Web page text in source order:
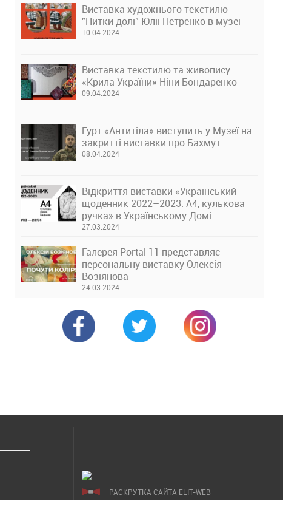
Виставка художнього текстилю
"Нитки долі" Юлії Петренко в музеї
10.04.2024
Виставка текстилю та живопису
«Крила України» Ніни Бондаренко
09.04.2024
Гурт «Антитіла» виступить у Музеї на
закритті виставки про Бахмут
08.04.2024
Відкриття виставки «Український
щоденник 2022–2023. А4, кулькова
ручка» в Українському Домі
27.03.2024
Галерея Portal 11 представляє
персональну виставку Олексія
Возіянова
24.03.2024
РАСКРУТКА САЙТА ELIT-WEB